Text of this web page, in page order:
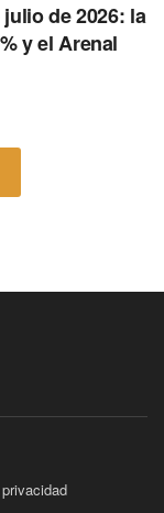
de 2026: la
y el Arenal